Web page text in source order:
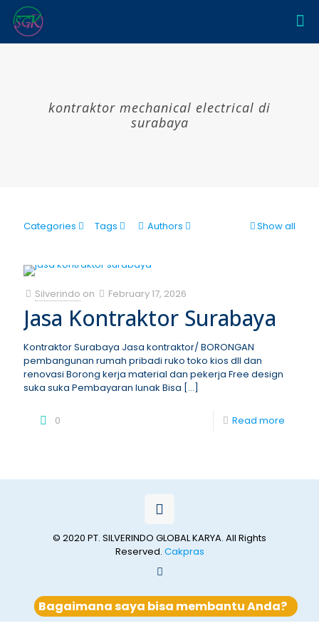
kontraktor mechanical electrical di
surabaya
Categories Tags Authors Show all
Silverindo on February 17, 2026
Jasa Kontraktor Surabaya
Kontraktor Surabaya Jasa kontraktor/ BORONGAN
pembangunan rumah pribadi ruko toko kios dll dan
renovasi Borong kerja material dan pekerja Free design
suka suka Pembayaran lunak Bisa […]
0 Read more
© 2020 PT. SILVERINDO GLOBAL KARYA. All Rights
Reserved. Cakpras
Bagaimana saya bisa membantu Anda?